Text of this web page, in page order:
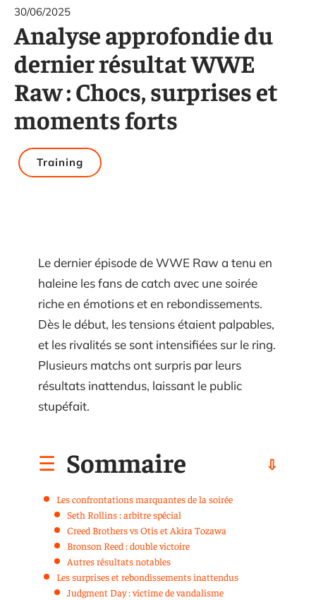
30/06/2025
Analyse approfondie du
dernier résultat WWE
Raw : Chocs, surprises et
moments forts
Training
Le dernier épisode de WWE Raw a tenu en
haleine les fans de catch avec une soirée
riche en émotions et en rebondissements.
Dès le début, les tensions étaient palpables,
et les rivalités se sont intensifiées sur le ring.
Plusieurs matchs ont surpris par leurs
résultats inattendus, laissant le public
stupéfait.
Sommaire
Les confrontations marquantes de la soirée
Seth Rollins : arbitre spécial
Creed Brothers vs Otis et Akira Tozawa
Bronson Reed : double victoire
Autres résultats notables
Les surprises et rebondissements inattendus
Judgment Day : victime de vandalisme